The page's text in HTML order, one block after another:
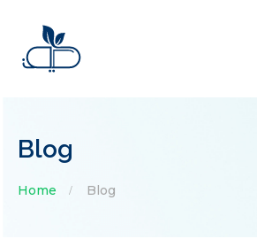
Blog
Home Blog